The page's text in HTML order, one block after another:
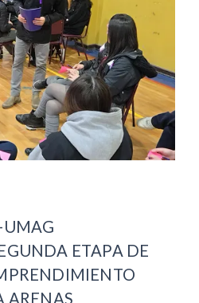
UMAG
ETAPA DE
ARENAS